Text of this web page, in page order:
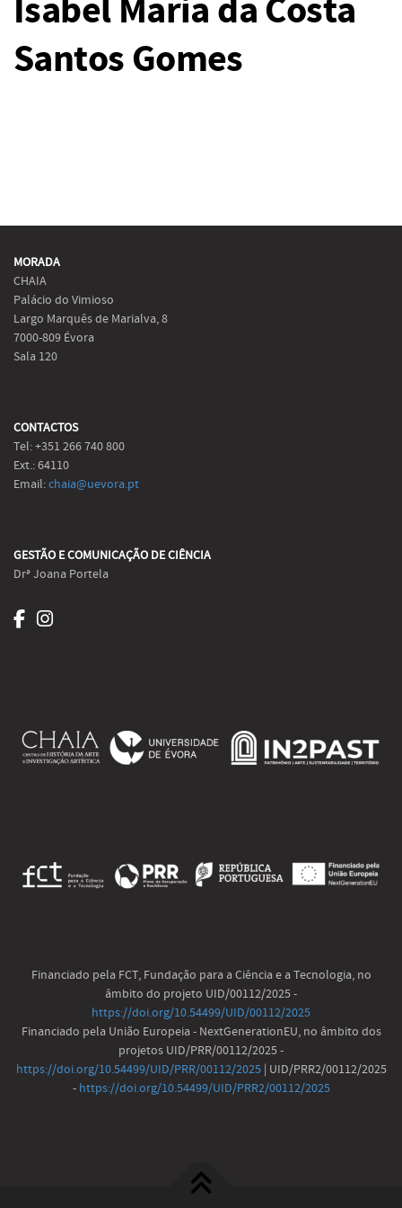
Isabel Maria da Costa
Santos Gomes
MORADA
CHAIA
Palácio do Vimioso
Largo Marquês de Marialva, 8
7000-809 Évora
Sala 120
CONTACTOS
Tel: +351 266 740 800
Ext.: 64110
Email:chaia@uevora.pt
GESTÃO E COMUNICAÇÃO DE CIÊNCIA
Drª Joana Portela
Financiado pela FCT, Fundação para a Ciência e a Tecnologia, no
âmbito do projeto UID/00112/2025 -
https://doi.org/10.54499/UID/00112/2025
Financiado pela União Europeia - NextGenerationEU, no âmbito dos
projetos UID/PRR/00112/2025 -
https://doi.org/10.54499/UID/PRR/00112/2025| UID/PRR2/00112/2025
- https://doi.org/10.54499/UID/PRR2/00112/2025